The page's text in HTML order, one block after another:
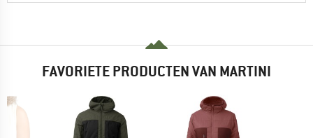
FAVORIETE PRODUCTEN VAN MARTINI